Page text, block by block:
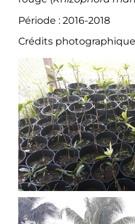
Période : 2016-2018
Crédits